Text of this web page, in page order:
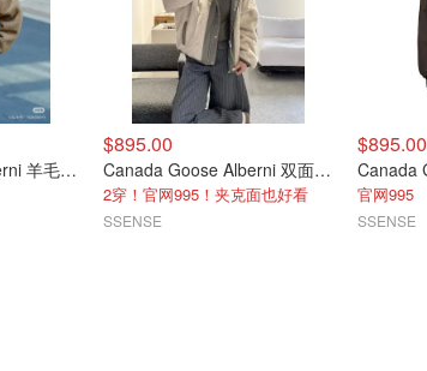
Canada Goose Alberni 羊毛夹克 米色
$895.00
Canada Goose Alberni 双面抓绒绿夹克
2穿！官网995！夹克面也好看
SSENSE
$895.00
官网995
SSENSE